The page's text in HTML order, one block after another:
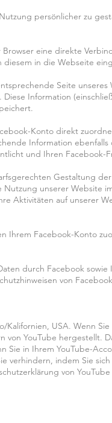
persönlicher zu
eine direkte
diesem in die Webseite
Seite
Information
Konto direkt
Information
und Ihren Facebook-
Gestaltung
unserer Website
Aktivitäten auf unserer
Facebook-Konto
durch Facebook sowie
von
USA. Wenn
YouTube hergestellt.
Sie in Ihrem YouTube-
verhindern, indem Sie
von YouTube